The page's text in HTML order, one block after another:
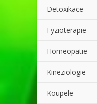
Detoxikace
Fyzioterapie
Homeopatie
Kineziologie
Koupele